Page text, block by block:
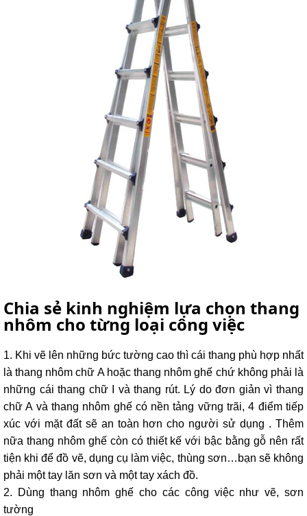
Chia sẻ kinh nghiệm lựa chọn thang
nhôm cho từng loại công việc
1. Khi vẽ lên những bức tường cao thì cái thang phù hợp nhất
là thang nhôm chữ A hoặc thang nhôm ghế chứ không phải là
những cái thang chữ I và thang rút. Lý do đơn giản vì thang
chữ A và thang nhôm ghế có nền tảng vững trãi, 4 điểm tiếp
xúc với mặt đất sẽ an toàn hơn cho người sử dụng . Thêm
nữa thang nhôm ghế còn có thiết kế với bậc bằng gỗ nên rất
tiện khi để đồ vẽ, dụng cụ làm việc, thùng sơn…bạn sẽ không
phải một tay lăn sơn và một tay xách đồ.
2. Dùng thang nhôm ghế cho các công việc như vẽ, sơn
tường